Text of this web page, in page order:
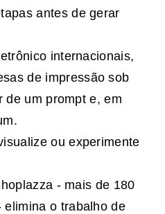
antes de gerar
internacionais,
de impressão sob
de um prompt e, em
ou experimente
- mais de 180
elimina o trabalho de